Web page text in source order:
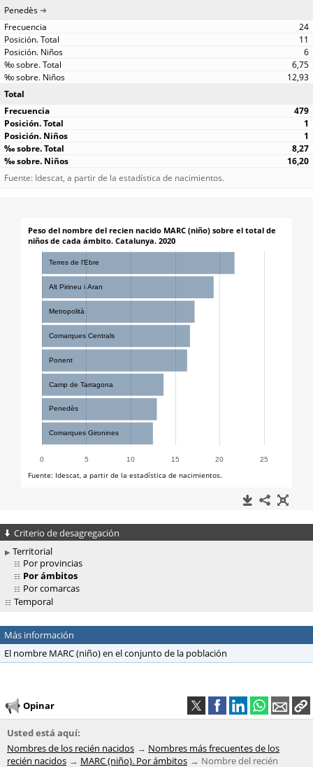
Penedès
24
11
6
6,75
12,93
Total
479
1
1
8,27
16,20
Fuente: Idescat, a partir de la estadística de nacimientos.
Criterio de desagregación
Territorial
Por provincias
Por ámbitos
Por comarcas
Temporal
Más información
El nombre MARC (niño) en el conjunto de la población
Opinar
Usted está aquí:
Nombres de los recién nacidos
Nombres más frecuentes de los
recién nacidos
MARC (niño). Por ámbitos Nombre del recién